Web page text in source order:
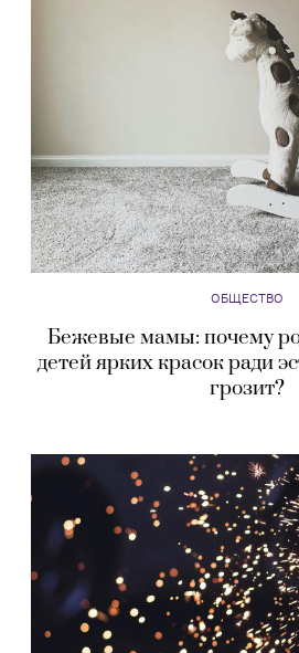
ОБЩЕСТВО
Бежевые мамы: почему
детей ярких красок ради
грозит?